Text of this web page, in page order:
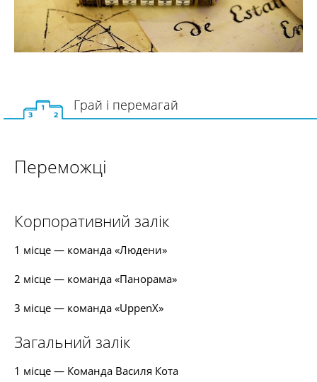
Грай і перемагай
Переможці
Корпоративний залік
1 місце — команда «Людени»
2 місце — команда «Панорама»
3 місце — команда «UppenX»
Загальний залік
1 місце — Команда Василя Кота